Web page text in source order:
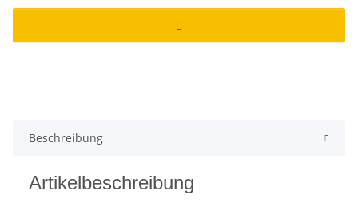
Beschreibung
Artikelbeschreibung